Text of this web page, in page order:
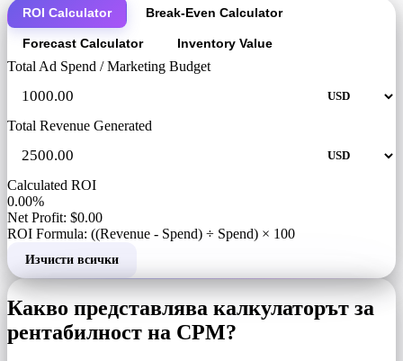
ROI Calculator Break-Even Calculator
Forecast Calculator Inventory Value
Total Ad Spend / Marketing Budget
Total Revenue Generated
Calculated ROI
0.00%
Net Profit: $0.00
ROI Formula: ((Revenue - Spend) ÷ Spend) × 100
Изчисти всички
Какво представлява калкулаторът за
рентабилност на CPM?